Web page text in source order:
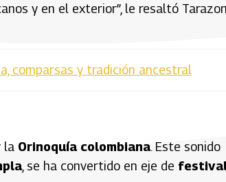
y en el exterior”, le resaltó
comparsas y tradición ancestral
la Orinoquía colombiana. Este sonido
, se ha convertido en eje de